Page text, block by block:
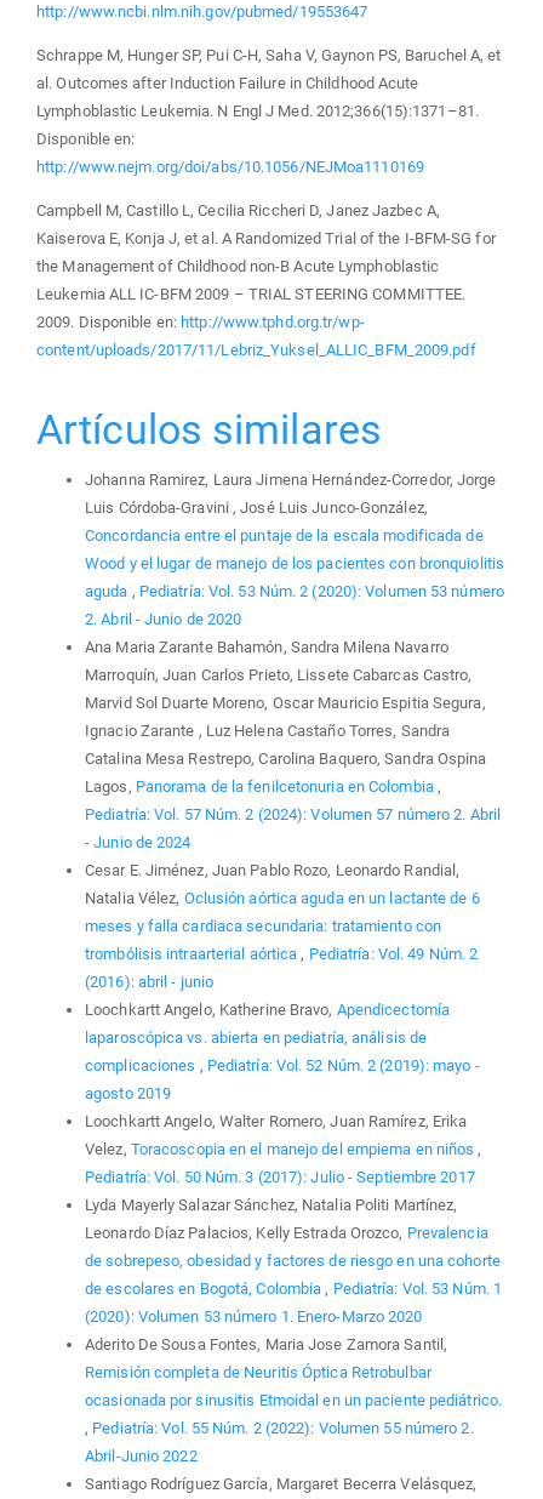
http://www.ncbi.nlm.nih.gov/pubmed/19553647
Schrappe M, Hunger SP, Pui C-H, Saha V, Gaynon PS, Baruchel A, et
al. Outcomes after Induction Failure in Childhood Acute
Lymphoblastic Leukemia. N Engl J Med. 2012;366(15):1371–81.
Disponible en:
http://www.nejm.org/doi/abs/10.1056/NEJMoa1110169
Campbell M, Castillo L, Cecilia Riccheri D, Janez Jazbec A,
Kaiserova E, Konja J, et al. A Randomized Trial of the I-BFM-SG for
the Management of Childhood non-B Acute Lymphoblastic
Leukemia ALL IC-BFM 2009 – TRIAL STEERING COMMITTEE.
2009. Disponible en: http://www.tphd.org.tr/wp-
content/uploads/2017/11/Lebriz_Yuksel_ALLIC_BFM_2009.pdf
Artículos similares
Johanna Ramirez, Laura Jimena Hernández-Corredor, Jorge
Luis Córdoba-Gravini , José Luis Junco-González,
Concordancia entre el puntaje de la escala modificada de
Wood y el lugar de manejo de los pacientes con bronquiolitis
aguda , Pediatría: Vol. 53 Núm. 2 (2020): Volumen 53 número
2. Abril - Junio de 2020
Ana Maria Zarante Bahamón, Sandra Milena Navarro
Marroquín, Juan Carlos Prieto, Lissete Cabarcas Castro,
Marvid Sol Duarte Moreno, Oscar Mauricio Espitia Segura,
Ignacio Zarante , Luz Helena Castaño Torres, Sandra
Catalina Mesa Restrepo, Carolina Baquero, Sandra Ospina
Lagos, Panorama de la fenilcetonuria en Colombia ,
Pediatría: Vol. 57 Núm. 2 (2024): Volumen 57 número 2. Abril
- Junio de 2024
Cesar E. Jiménez, Juan Pablo Rozo, Leonardo Randial,
Natalia Vélez, Oclusión aórtica aguda en un lactante de 6
meses y falla cardiaca secundaria: tratamiento con
trombólisis intraarterial aórtica, Pediatría: Vol. 49 Núm. 2
(2016): abril - junio
Loochkartt Angelo, Katherine Bravo, Apendicectomía
laparoscópica vs. abierta en pediatría, análisis de
complicaciones , Pediatría: Vol. 52 Núm. 2 (2019): mayo -
agosto 2019
Loochkartt Angelo, Walter Romero, Juan Ramírez, Erika
Velez, Toracoscopia en el manejo del empiema en niños,
Pediatría: Vol. 50 Núm. 3 (2017): Julio - Septiembre 2017
Lyda Mayerly Salazar Sánchez, Natalia Politi Martínez,
Leonardo Díaz Palacios, Kelly Estrada Orozco, Prevalencia
de sobrepeso, obesidad y factores de riesgo en una cohorte
de escolares en Bogotá, Colombia, Pediatría: Vol. 53 Núm. 1
(2020): Volumen 53 número 1. Enero-Marzo 2020
Aderito De Sousa Fontes, Maria Jose Zamora Santil,
Remisión completa de Neuritis Óptica Retrobulbar
ocasionada por sinusitis Etmoidal en un paciente pediátrico.
, Pediatría: Vol. 55 Núm. 2 (2022): Volumen 55 número 2.
Abril-Junio 2022
Santiago Rodríguez García, Margaret Becerra Velásquez,